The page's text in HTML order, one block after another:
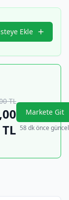
Ekle
TL
TL
Markete Git
58 dk önce